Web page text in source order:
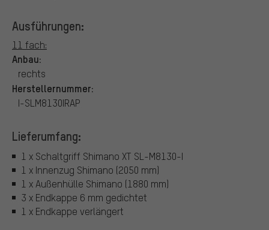
Ausführungen:
11 fach:
Anbau:
rechts
Herstellernummer:
I-SLM8130IRAP
Lieferumfang:
1 x Schaltgriff Shimano XT SL-M8130-I
1 x Innenzug Shimano (2050 mm)
1 x Außenhülle Shimano (1880 mm)
3 x Endkappe 6 mm gedichtet
1 x Endkappe verlängert